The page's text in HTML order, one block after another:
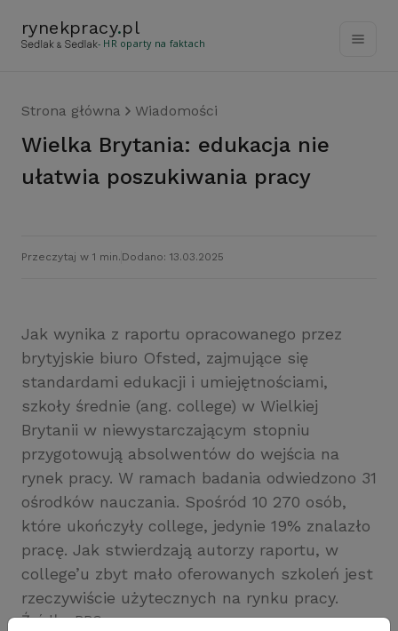
rynekpracy.pl
- HR oparty na faktach
Strona główna Wiadomości
Wielka Brytania: edukacja nie
ułatwia poszukiwania pracy
Przeczytaj w 1 min. Dodano: 13.03.2025
Jak wynika z raportu opracowanego przez
brytyjskie biuro Ofsted, zajmujące się
standardami edukacji i umiejętnościami,
szkoły średnie (ang. college) w Wielkiej
Brytanii w niewystarczającym stopniu
przygotowują absolwentów do wejścia na
rynek pracy. W ramach badania odwiedzono 31
ośrodków nauczania. Spośród 10 270 osób,
które ukończyły college, jedynie 19% znalazło
pracę. Jak stwierdzają autorzy raportu, w
college’u zbyt mało oferowanych szkoleń jest
rzeczywiście użytecznych na rynku pracy.
Źródło: BBC